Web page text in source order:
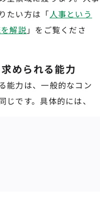
たい方は「人事という
解説 」をご覧くださ
められる能力
能力は、一般的なコン
です。具体的には、